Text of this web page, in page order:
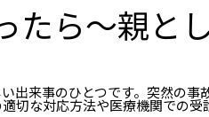
たら〜親と
出来事のひとつです。突然の
切な対応方法や医療機関での